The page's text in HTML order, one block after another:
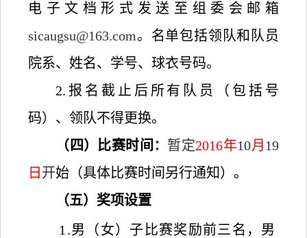
电子文档形式发送至组委会邮箱
sicaugsu@163.com。名单包括领队和队员
院系、姓名、学号、球衣号码。
2. 报名截止后所有队员（包括号
码）、领队不得更换。
（四）比赛时间 ： 暂定2016年10月 19
日 开始（具体比赛时间另行通知）。
（五）奖项设置
1.男（女）子比赛奖励前三名，男